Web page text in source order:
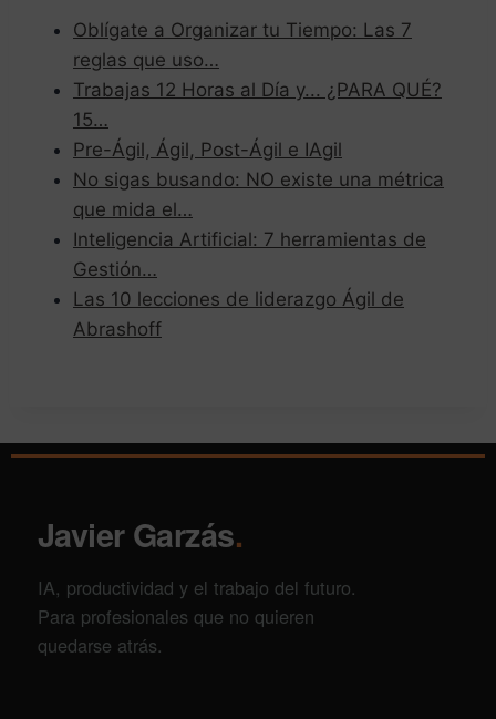
Oblígate a Organizar tu Tiempo: Las 7
reglas que uso…
Trabajas 12 Horas al Día y... ¿PARA QUÉ?
15…
Pre-Ágil, Ágil, Post-Ágil e IAgil
No sigas busando: NO existe una métrica
que mida el…
Inteligencia Artificial: 7 herramientas de
Gestión…
Las 10 lecciones de liderazgo Ágil de
Abrashoff
Javier Garzás.
IA, productividad y el trabajo del futuro.
Para profesionales que no quieren
quedarse atrás.